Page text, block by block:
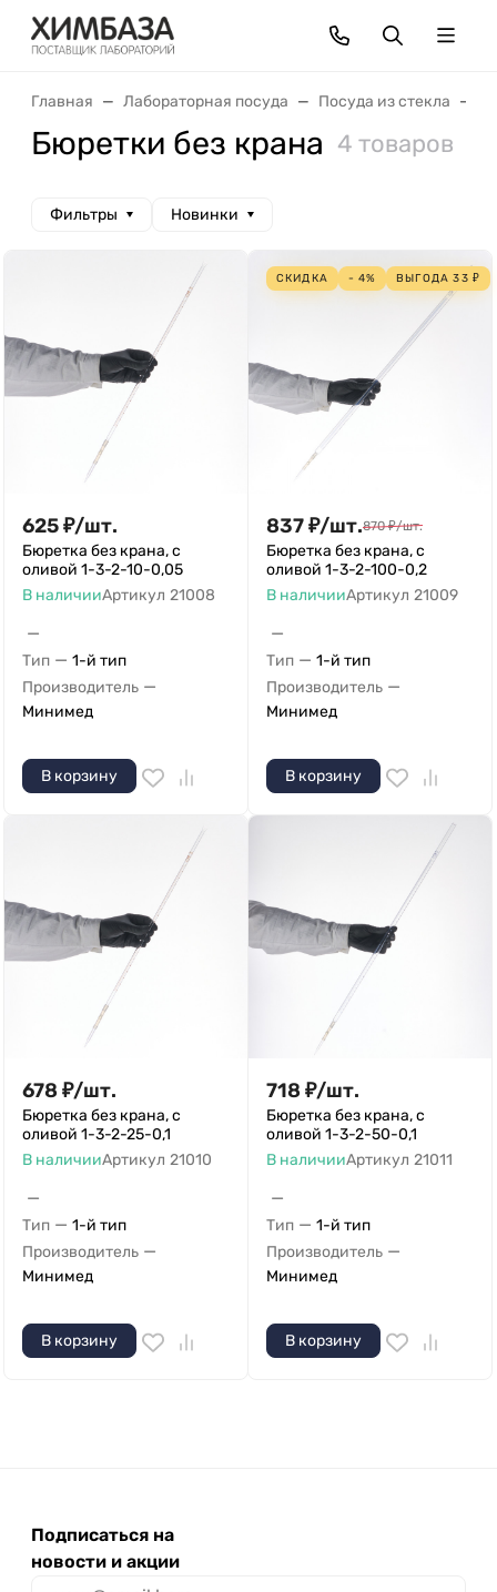
Главная Лабораторная посуда Посуда из стекла
Бюретки без крана 4 товаров
Фильтры Новинки
625₽/шт.
Бюретка без крана, с
оливой 1-3-2-10-0,05
В наличииАртикул 21008
—
Тип — 1-й тип
Производитель —
Минимед
В корзину
СКИДКА - 4% ВЫГОДА33 ₽
837₽/шт.870 ₽/шт.
Бюретка без крана, с
оливой 1-3-2-100-0,2
В наличииАртикул 21009
—
Тип — 1-й тип
Производитель —
Минимед
В корзину
678 ₽/шт.
Бюретка без крана, с
оливой 1-3-2-25-0,1
В наличииАртикул 21010
—
Тип — 1-й тип
Производитель —
Минимед
В корзину
718 ₽/шт.
Бюретка без крана, с
оливой 1-3-2-50-0,1
В наличииАртикул 21011
—
Тип — 1-й тип
Производитель —
Минимед
В корзину
Подписаться на
новости и акции